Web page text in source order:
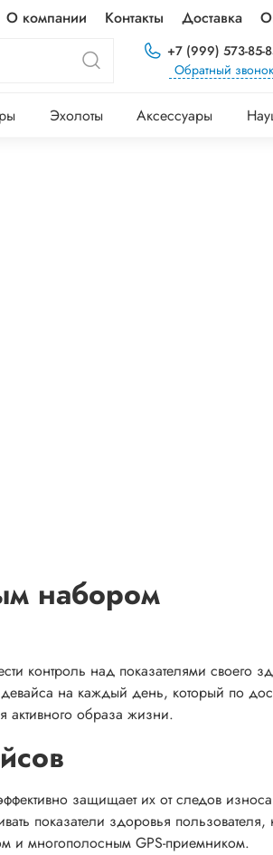
О компании Контакты Доставка
+7 (999) 573-85-
Обратный звонок
Эхолоты Аксессуары
набором
контроль над показателями своего
на каждый день, который по
образа жизни.
защищает их от следов
показатели здоровья пользователя,
и многополосным GPS-приемником.